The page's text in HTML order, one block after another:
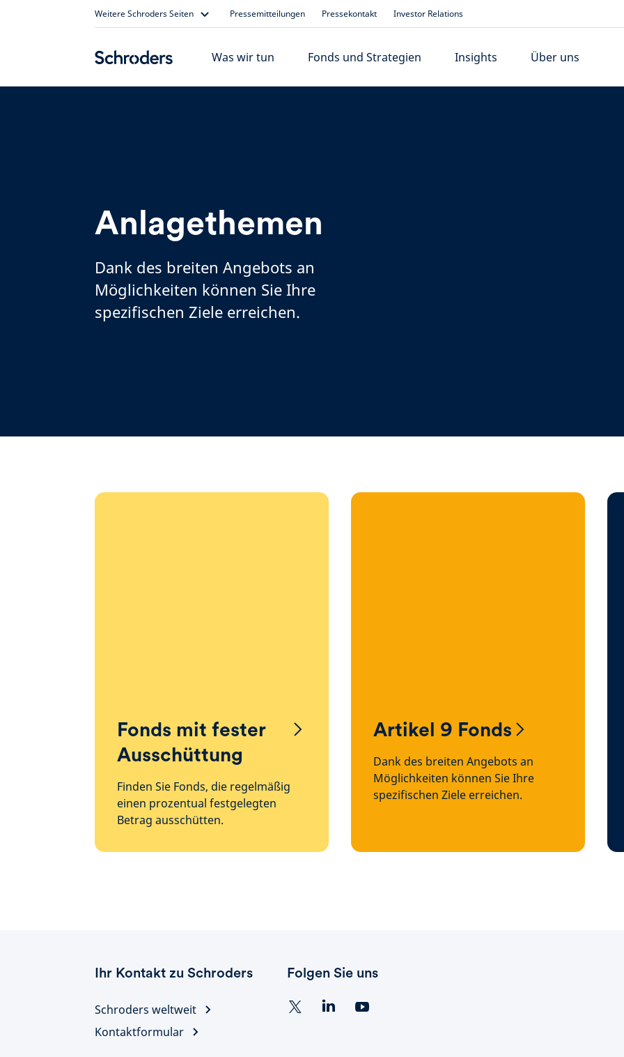
Weitere Schroders Seiten Pressemitteilungen Pressekontakt Investor Relations
Was wir tun Fonds und Strategien Insights Über uns
Anlagethemen
Dank des breiten Angebots an
Möglichkeiten können Sie Ihre
spezifischen Ziele erreichen.
Fonds mit fester
Ausschüttung
Finden Sie Fonds, die regelmäßig
einen prozentual festgelegten
Betrag ausschütten.
Artikel 9 Fonds
Dank des breiten Angebots an
Möglichkeiten können Sie Ihre
spezifischen Ziele erreichen.
Ihr Kontakt zu Schroders
Schroders weltweit
Kontaktformular
Folgen Sie uns